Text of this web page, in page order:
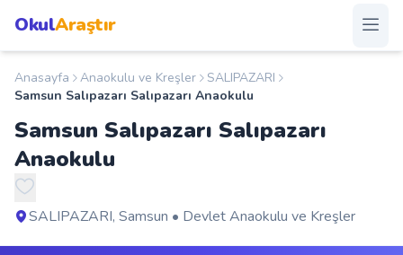
OkulAraştır
Anasayfa
Okullar
Şehirler
Anasayfa Anaokulu ve Kreşler
SALIPAZARI
Samsun Salıpazarı Salıpazarı Anaokulu
Samsun Salıpazarı Salıpazarı
Anaokulu
SALIPAZARI, Samsun • Devlet Anaokulu ve Kreşler